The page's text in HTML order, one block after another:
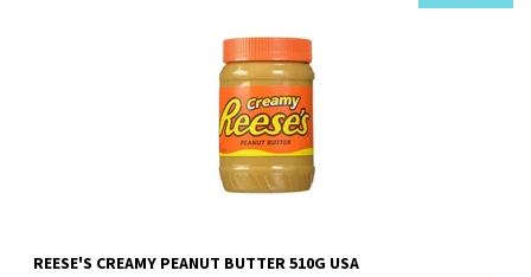
REESE'S CREAMY PEANUT BUTTER 510G USA